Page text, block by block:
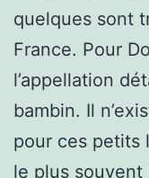
quelques sont
France. Pour
l’appellation
bambin. Il
pour ces petits
le plus souvent